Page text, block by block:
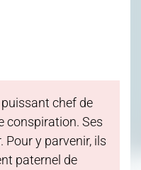
chef de
conspiration. Ses
Pour y parvenir, ils
paternel de